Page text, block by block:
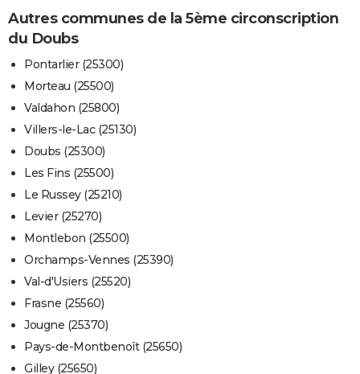
Autres communes de la 5ème circonscription
du Doubs
Pontarlier (25300)
Morteau (25500)
Valdahon (25800)
Villers-le-Lac (25130)
Doubs (25300)
Les Fins (25500)
Le Russey (25210)
Levier (25270)
Montlebon (25500)
Orchamps-Vennes (25390)
Val-d'Usiers (25520)
Frasne (25560)
Jougne (25370)
Pays-de-Montbenoît (25650)
Gilley (25650)